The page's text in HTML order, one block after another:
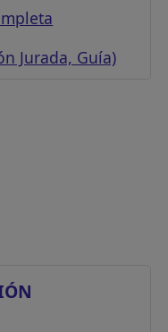
Jurada, Guía)